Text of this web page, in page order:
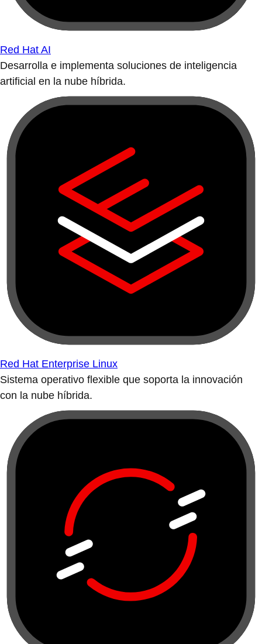
Red Hat AI
Desarrolla e implementa soluciones de inteligencia
artificial en la nube híbrida.
Red Hat Enterprise Linux
Sistema operativo flexible que soporta la innovación
con la nube híbrida.